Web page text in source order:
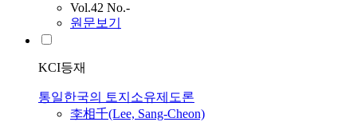
Vol.42 No.-
원문보기
KCI등재
통일한국의 토지소유제도론
李相千(Lee, Sang-Cheon)